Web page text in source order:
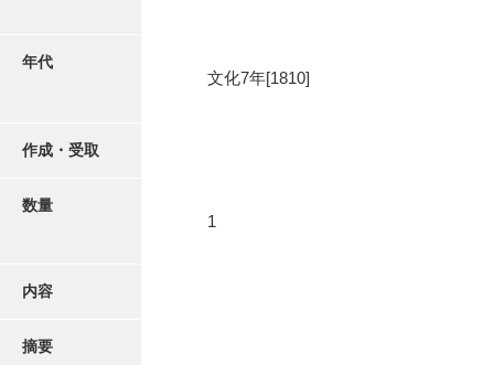
年代
文化7年[1810]
作成・受取
数量
1
内容
摘要